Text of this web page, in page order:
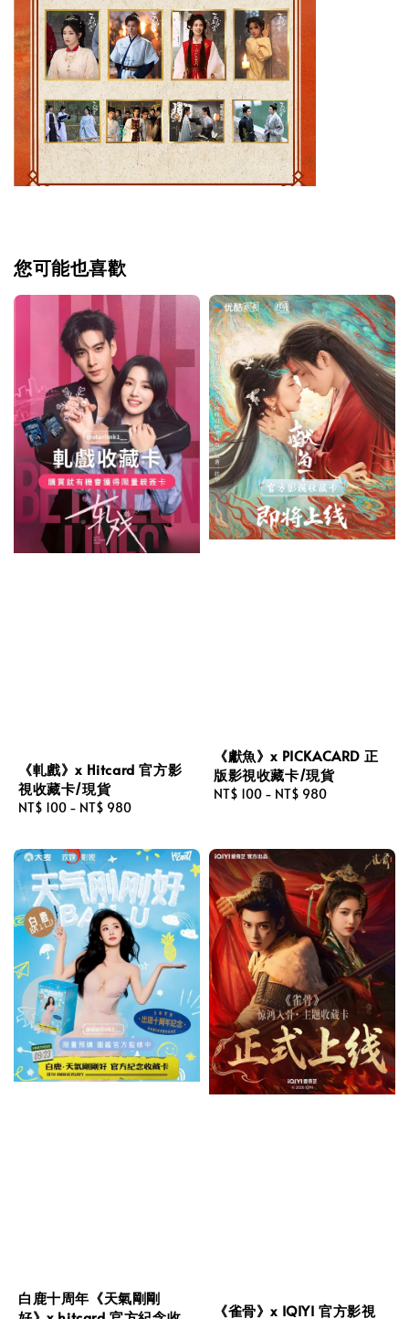
您可能也喜歡
《軋戲》x Hitcard 官方影
視收藏卡/現貨
Regular
NT$ 100 - NT$ 980
《獻魚》x PICKACARD 正
版影視收藏卡/現貨
Regular
NT$ 100 - NT$ 980
白鹿十周年《天氣剛剛
《雀骨》x IQIYI 官方影視